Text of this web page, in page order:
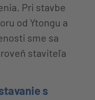
Pri stavbe
od Ytongu a
sme sa
staviteľa
s